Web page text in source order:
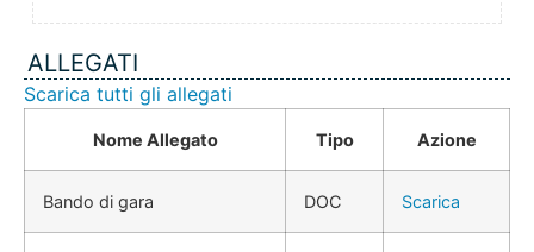
ALLEGATI
Scarica tutti gli allegati
Nome Allegato Tipo Azione
Bando di gara DOC Scarica